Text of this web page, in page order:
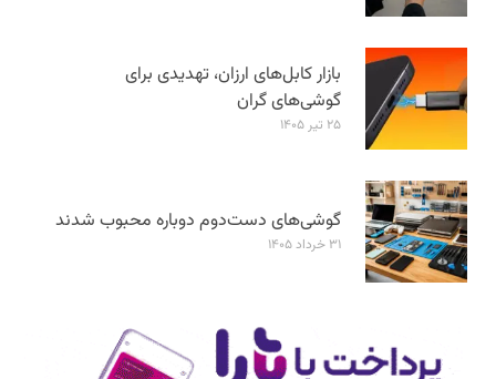
بازار کابل‌های ارزان، تهدیدی برای
گوشی‌های گران
۲۵ تیر ۱۴۰۵
گوشی‌های دست‌دوم دوباره محبوب شدند
۳۱ خرداد ۱۴۰۵